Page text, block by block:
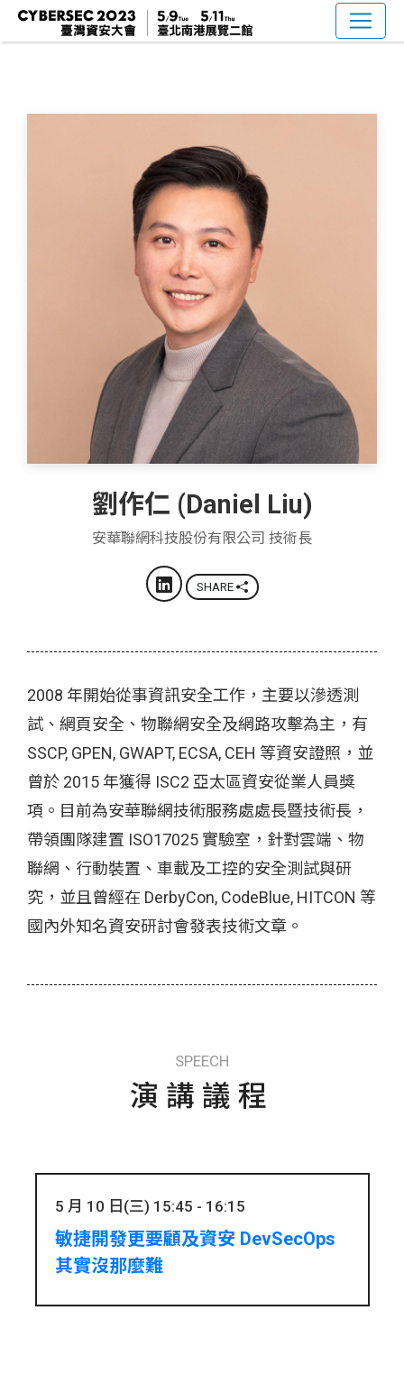
劉作仁 (Daniel Liu)
安華聯網科技股份有限公司 技術長
SHARE
2008 年開始從事資訊安全工作，主要以滲透測
試、網頁安全、物聯網安全及網路攻擊為主，有
SSCP, GPEN, GWAPT, ECSA, CEH 等資安證照，並
曾於 2015 年獲得 ISC2 亞太區資安從業人員獎
項。目前為安華聯網技術服務處處長暨技術長，
帶領團隊建置 ISO17025 實驗室，針對雲端、物
聯網、行動裝置、車載及工控的安全測試與研
究，並且曾經在 DerbyCon, CodeBlue, HITCON 等
國內外知名資安研討會發表技術文章。
SPEECH
演講議程
5 月 10 日(三) 15:45 - 16:15
敏捷開發更要顧及資安 DevSecOps
其實沒那麼難